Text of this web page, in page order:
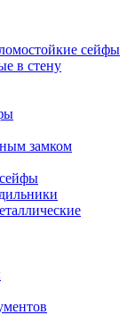
сейфы
в стену
замком